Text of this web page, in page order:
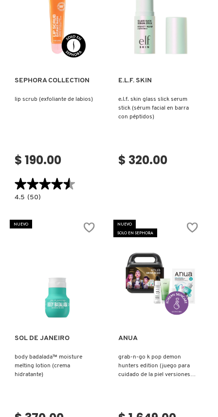
SKIN 1004
SUPERGOOP!
THE ORDINARY
Ver más
SEPHORA COLLECTION
lip scrub (exfoliante de labios)
$ 190.00
★★★★★
★★★★★
4.5
(EXFOLIANTE
DE
4.5 (50)
Ver más
E.L.F. SKIN
e.l.f. skin glass slick serum
stick (sérum facial en barra
con péptidos)
$ 320.00
NUEVO
Ver más
SOL DE JANEIRO
body badalada™ moisture
melting lotion (crema
hidratante)
NUEVO
SOLO EN SEPHORA
Ver más
ANUA
grab-n-go k pop demon
hunters edition (juego para
cuidado de la piel versiones